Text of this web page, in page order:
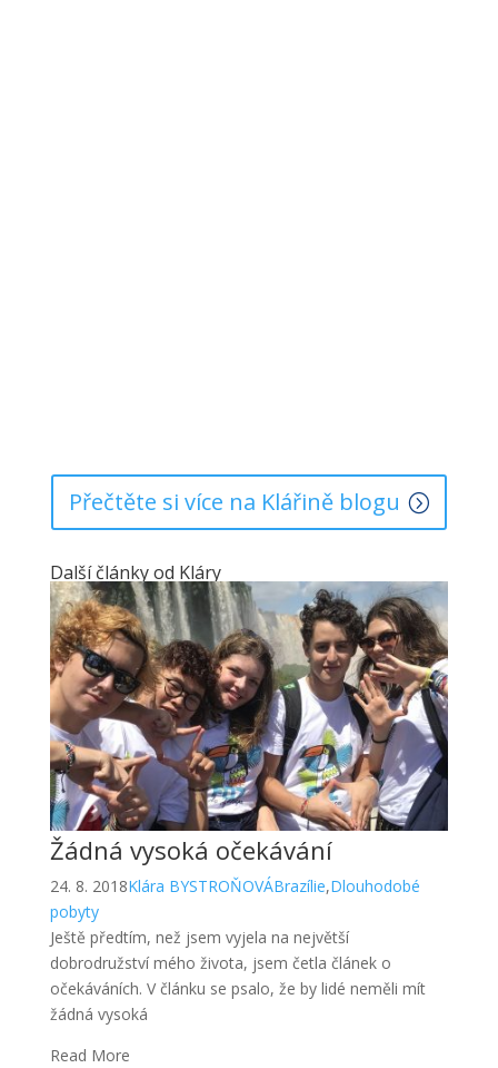
Přečtěte si více na Klářině blogu
Další články od Kláry
Žádná vysoká očekávání
24. 8. 2018Klára BYSTROŇOVÁBrazílie,Dlouhodobé
pobyty
Ještě předtím, než jsem vyjela na největší
dobrodružství mého života, jsem četla článek o
očekáváních. V článku se psalo, že by lidé neměli mít
žádná vysoká
Read More